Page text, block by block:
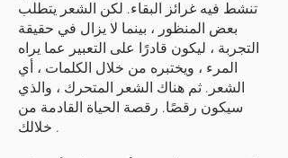
تنشط فيه غرائز البقاء. لكن الشعر يتطلب
بعض المنظور ، بينما لا يزال في حقيقة
التجربة ، ليكون قادرًا على التعبير عما يراه
المرء ، ويختبره من خلال الكلمات ، أي
الشعر. ثم هناك الشعر المتحرك ، والذي
سيكون رقصًا. رقصة الحياة القادمة من
خلالك .